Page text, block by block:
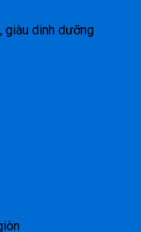
dinh dưỡng